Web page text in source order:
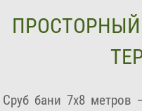
ПРОСТОРНЫЙ
Сруб бани 7х8 метров